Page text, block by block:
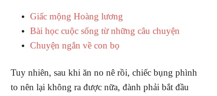
Giấc mộng Hoàng lương
Bài học cuộc sống từ những câu chuyện
Chuyện ngắn về con bọ
Tuy nhiên, sau khi ăn no nê rồi, chiếc bụng phình
to nên lại không ra được nữa, đành phải bắt đầu